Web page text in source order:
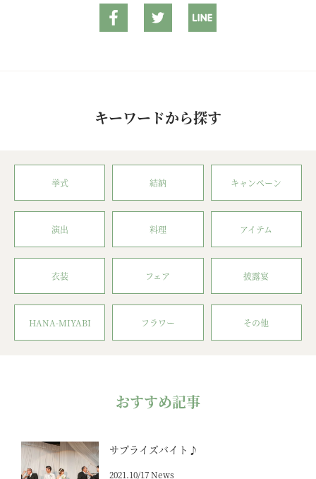
キーワードから探す
挙式 結納 キャンペーン
演出 料理 アイテム
衣装 フェア 披露宴
HANA-MIYABI フラワー その他
おすすめ記事
サプライズバイト♪
2021.10/17 News